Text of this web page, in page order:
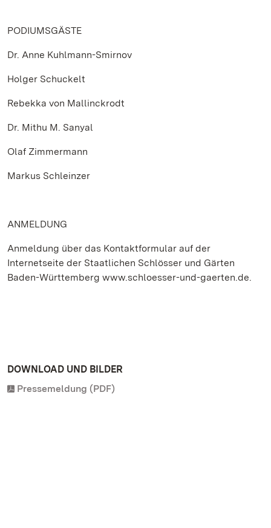
PODIUMSGÄSTE
Dr. Anne Kuhlmann-Smirnov
Holger Schuckelt
Rebekka von Mallinckrodt
Dr. Mithu M. Sanyal
Olaf Zimmermann
Markus Schleinzer
ANMELDUNG
Anmeldung über das Kontaktformular auf der
Internetseite der Staatlichen Schlösser und Gärten
Baden-Württemberg www.schloesser-und-gaerten.de.
DOWNLOAD UND BILDER
Pressemeldung (PDF)